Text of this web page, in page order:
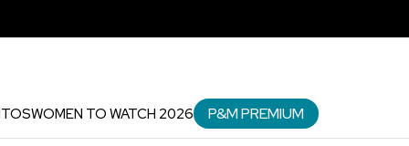
WOMEN TO WATCH 2026 P&M PREMIUM